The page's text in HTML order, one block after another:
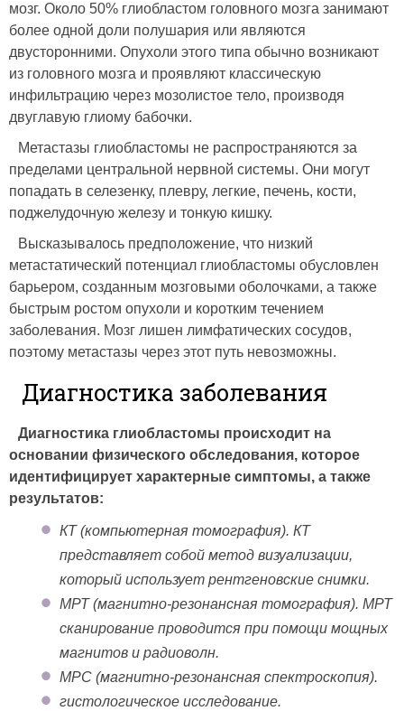
мозг. Около 50% глиобластом головного мозга занимают
более одной доли полушария или являются
двусторонними. Опухоли этого типа обычно возникают
из головного мозга и проявляют классическую
инфильтрацию через мозолистое тело, производя
двуглавую глиому бабочки.
Метастазы глиобластомы не распространяются за
пределами центральной нервной системы. Они могут
попадать в селезенку, плевру, легкие, печень, кости,
поджелудочную железу и тонкую кишку.
Высказывалось предположение, что низкий
метастатический потенциал глиобластомы обусловлен
барьером, созданным мозговыми оболочками, а также
быстрым ростом опухоли и коротким течением
заболевания. Мозг лишен лимфатических сосудов,
поэтому метастазы через этот путь невозможны.
Диагностика заболевания
Диагностика глиобластомы происходит на
основании физического обследования, которое
идентифицирует характерные симптомы, а также
результатов:
КТ (компьютерная томография). КТ
представляет собой метод визуализации,
который использует рентгеновские снимки.
МРТ (магнитно-резонансная томография). МРТ
сканирование проводится при помощи мощных
магнитов и радиоволн.
МРС (магнитно-резонансная спектроскопия).
гистологическое исследование.